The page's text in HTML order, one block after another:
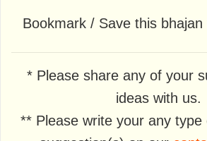
Bookmark / Save this
* Please share any of your
ideas with us.
** Please write your any